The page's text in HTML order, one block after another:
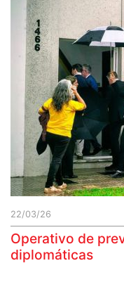
22/03/26
Operativo de
diplomáticas